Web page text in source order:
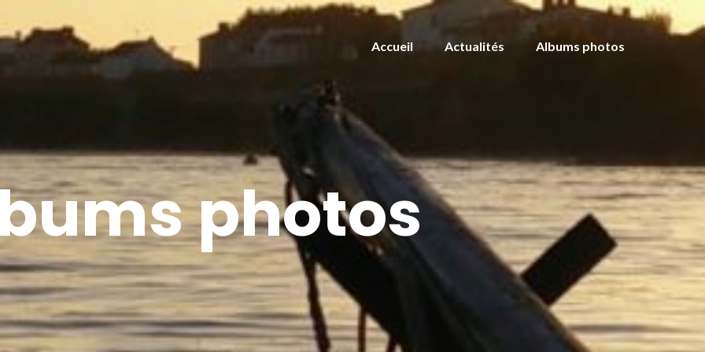
Accueil Actualités Albums photos
photos